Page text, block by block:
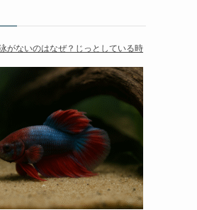
がないのはなぜ？じっとしている時